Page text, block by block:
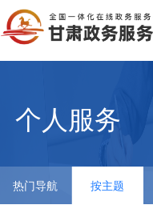
个人服务
热门导航 按主题